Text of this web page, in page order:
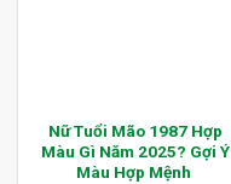
Nữ Tuổi Mão 1987 Hợp
Màu Gì Năm 2025? Gợi Ý
Màu Hợp Mệnh